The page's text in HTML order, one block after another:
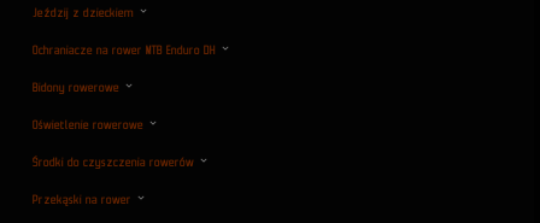
Jeździj z dzieckiem
Ochraniacze na rower MTB Enduro DH
Bidony rowerowe
Oświetlenie rowerowe
Środki do czyszczenia rowerów
Przekąski na rower